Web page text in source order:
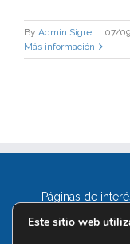
By Admin Sigre |
07/
Más información
Páginas de
Este sitio web